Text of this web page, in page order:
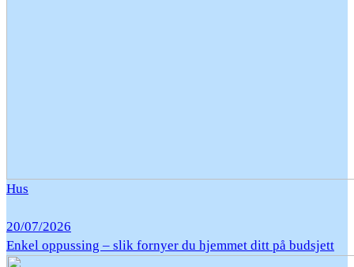
Hus
20/07/2026
Enkel oppussing – slik fornyer du hjemmet ditt på budsjett